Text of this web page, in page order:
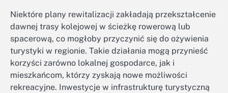
Niektóre plany rewitalizacji zakładają przekształcenie
dawnej trasy kolejowej w ścieżkę rowerową lub
spacerową, co mogłoby przyczynić się do ożywienia
turystyki w regionie. Takie działania mogą przynieść
korzyści zarówno lokalnej gospodarce, jak i
mieszkańcom, którzy zyskają nowe możliwości
rekreacyjne. Inwestycje w infrastrukturę turystyczną